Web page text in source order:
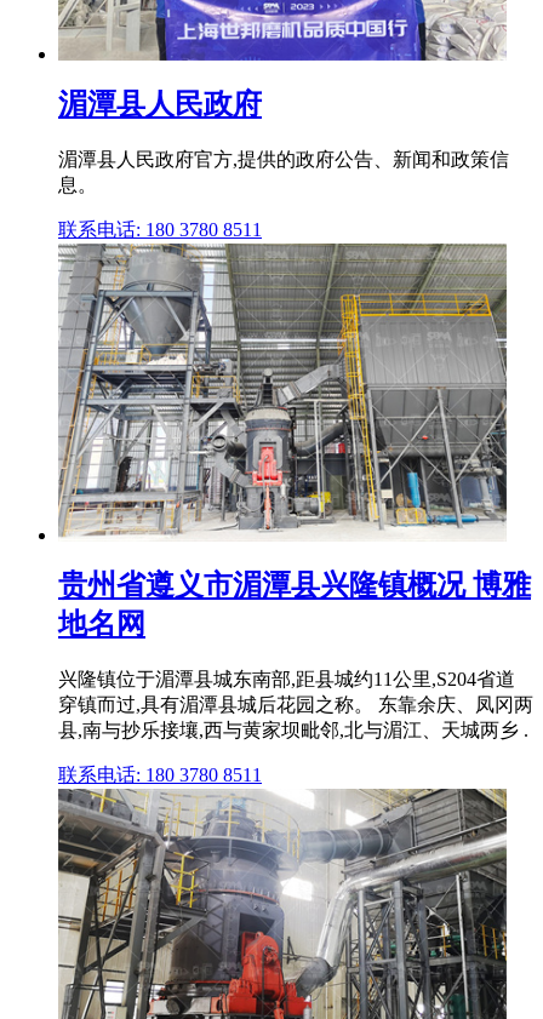
湄潭县人民政府
湄潭县人民政府官方,提供的政府公告、新闻和政策信
息。
联系电话: 180 3780 8511
贵州省遵义市湄潭县兴隆镇概况 博雅
地名网
兴隆镇位于湄潭县城东南部,距县城约11公里,S204省道
穿镇而过,具有湄潭县城后花园之称。 东靠余庆、凤冈两
县,南与抄乐接壤,西与黄家坝毗邻,北与湄江、天城两乡 .
联系电话: 180 3780 8511